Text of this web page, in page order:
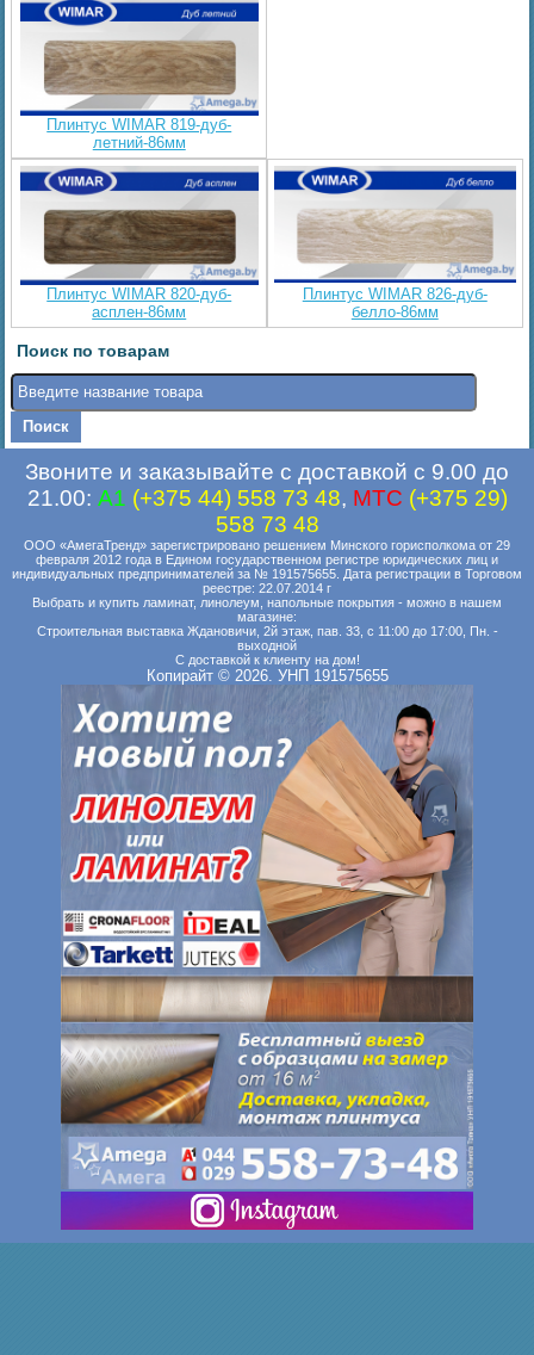
Плинтус WIMAR 819-дуб-
летний-86мм
Плинтус WIMAR 820-дуб-
асплен-86мм
Плинтус WIMAR 826-дуб-
белло-86мм
Поиск по товарам
Звоните и заказывайте с доставкой с 9.00 до
21.00: A1 (+375 44) 558 73 48, MTC (+375 29)
558 73 48
ООО «АмегаТренд» зарегистрировано решением Минского горисполкома от 29
февраля 2012 года в Едином государственном регистре юридических лиц и
индивидуальных предпринимателей за № 191575655. Дата регистрации в Торговом
реестре: 22.07.2014 г
Выбрать и купить ламинат, линолеум, напольные покрытия - можно в нашем
магазине:
Строительная выставка Ждановичи, 2й этаж, пав. 33, с 11:00 до 17:00, Пн. -
выходной
С доставкой к клиенту на дом!
Копирайт © 2026. УНП 191575655